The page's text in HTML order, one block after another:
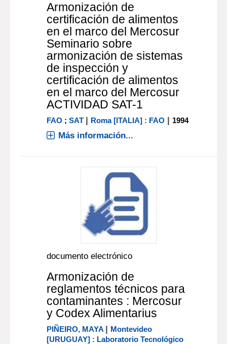
Armonización de
certificación de alimentos
en el marco del Mercosur
Seminario sobre
armonización de sistemas
de inspección y
certificación de alimentos
en el marco del Mercosur
ACTIVIDAD SAT-1
FAO ;SAT | Roma [ITALIA] : FAO | 1994
Más información...
documento electrónico
Armonización de
reglamentos técnicos para
contaminantes : Mercosur
y Codex Alimentarius
PIÑEIRO, MAYA | Montevideo
[URUGUAY] : Laboratorio Tecnológico